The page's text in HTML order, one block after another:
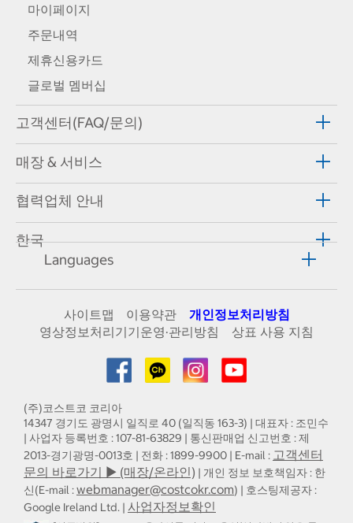
마이페이지
주문내역
제휴신용카드
글로벌 멤버십
고객센터(FAQ/문의)
매장 & 서비스
협력업체 안내
한국
Languages
사이트맵 이용약관
개인정보처리방침
영상정보처리기기운영·관리방침
상표 사용 지침
(주)코스트코 코리아
14347 경기도 광명시 일직로 40 (일직동 163-3) | 대표자 : 조민수
| 사업자 등록번호 : 107-81-63829 | 통신판매업 신고번호 : 제
2013-경기광명-0013호 | 전화 : 1899-9900 | E-mail : 고객센터
문의 바로가기 ▶ (매장/온라인) | 개인 정보 보호책임자 : 한
신(E-mail :webmanager@costcokr.com) | 호스팅제공자 :
Google Ireland Ltd. | 사업자정보확인